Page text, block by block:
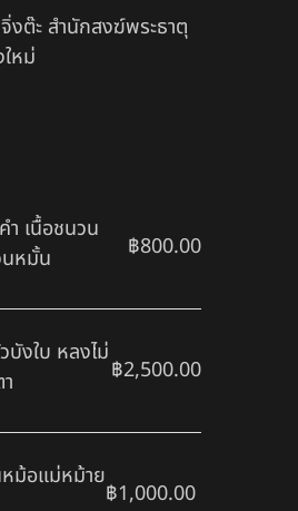
งต๊ะ สำนักสงฆ์พระธาตุ
หม่
ำ เนื้อชนวน
หมั้น
฿800.00
บังใบ หลงไม่
฿2,500.00
ม้อแม่หม้าย
฿1,000.00